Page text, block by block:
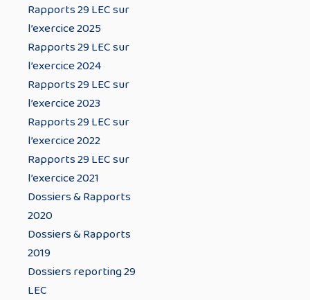
Rapports 29 LEC sur
l’exercice 2025
Rapports 29 LEC sur
l’exercice 2024
Rapports 29 LEC sur
l’exercice 2023
Rapports 29 LEC sur
l’exercice 2022
Rapports 29 LEC sur
l’exercice 2021
Dossiers & Rapports
2020
Dossiers & Rapports
2019
Dossiers reporting 29
LEC